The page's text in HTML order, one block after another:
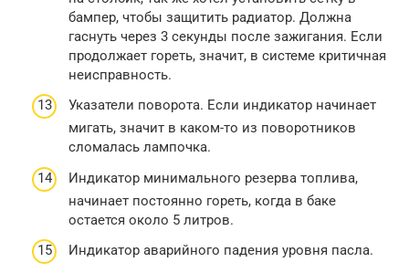
бампер, чтобы защитить радиатор. Должна
гаснуть через 3 секунды после зажигания. Если
продолжает гореть, значит, в системе критичная
неисправность.
Указатели поворота. Если индикатор начинает
мигать, значит в каком-то из поворотников
сломалась лампочка.
Индикатор минимального резерва топлива,
начинает постоянно гореть, когда в баке
остается около 5 литров.
Индикатор аварийного падения уровня пасла.